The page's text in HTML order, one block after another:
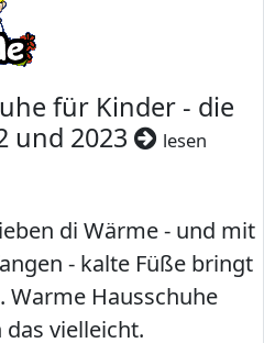
für Kinder - die
und 2023
lesen
di Wärme - und mit
- kalte Füße bringt
Warme Hausschuhe
vielleicht.